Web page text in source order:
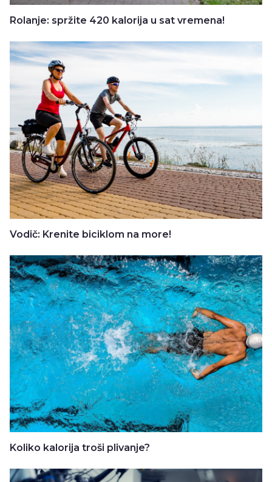
Rolanje: spržite 420 kalorija u sat vremena!
Vodič: Krenite biciklom na more!
Koliko kalorija troši plivanje?